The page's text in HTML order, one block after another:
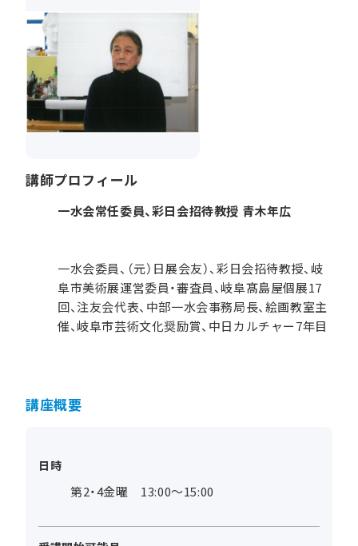
講師プロフィール
一水会常任委員、彩日会招待教授 青木年広
一水会委員、（元）日展会友）、彩日会招待教授、岐
阜市美術展運営委員・審査員、岐阜髙島屋個展17
回、注友会代表、中部一水会事務局長、絵画教室主
催、岐阜市芸術文化奨励賞、中日カルチャー7年目
講座概要
日時
第2・4金曜 13:00～15:00